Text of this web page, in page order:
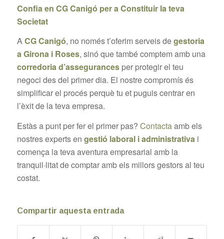
Confia en CG Canigó per a Constituir la teva
Societat
ACG Canigó, no només t’oferim serveis degestoria
a Girona i Roses, sinó que també comptem amb una
corredoria d’assegurances per protegir el teu
negoci des del primer dia. El nostre compromís és
simplificar el procés perquè tu et puguis centrar en
l’èxit de la teva empresa.
Estàs a punt per fer el primer pas? Contactaamb els
nostres experts en gestió laboral i administrativai
comença la teva aventura empresarial amb la
tranquil·litat de comptar amb els millors gestors al teu
costat.
Compartir aquesta entrada